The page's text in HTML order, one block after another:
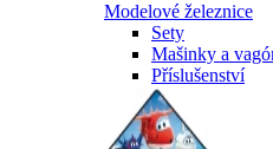
Modelové železnice
Sety
Mašinky a
Příslušenství